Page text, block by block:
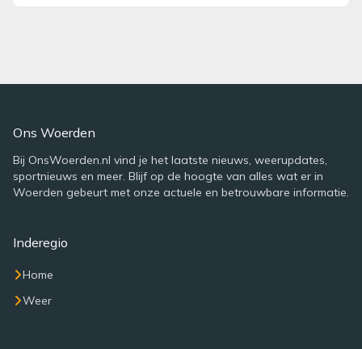
Ons Woerden
Bij OnsWoerden.nl vind je het laatste nieuws, weerupdates,
sportnieuws en meer. Blijf op de hoogte van alles wat er in
Woerden gebeurt met onze actuele en betrouwbare informatie.
Inderegio
Home
Weer